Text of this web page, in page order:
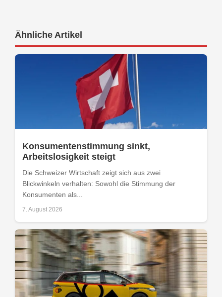
Ähnliche Artikel
Konsumentenstimmung sinkt,
Arbeitslosigkeit steigt
Die Schweizer Wirtschaft zeigt sich aus zwei
Blickwinkeln verhalten: Sowohl die Stimmung der
Konsumenten als...
7. August 2026